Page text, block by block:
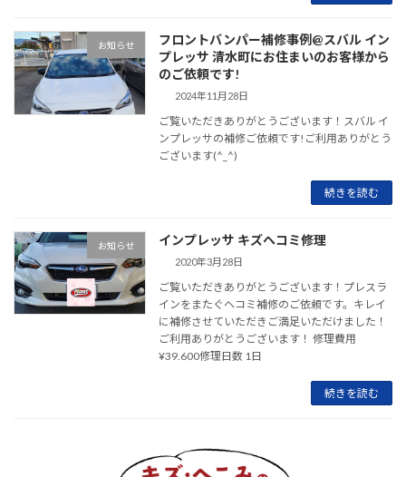
お知らせ
フロントバンパー補修事例@スバル イン
プレッサ 清水町にお住まいのお客様から
のご依頼です!
2024年11月28日
ご覧いただきありがとうございます！スバル イ
ンプレッサの補修ご依頼です!ご利用ありがとう
ございます(^_^)
続きを読む
お知らせ インプレッサ キズヘコミ修理
2020年3月28日
ご覧いただきありがとうございます！プレスラ
インをまたぐヘコミ補修のご依頼です。キレイ
に補修させていただきご満足いただけました！
ご利用ありがとうございます！ 修理費用
¥39.600修理日数 1日
続きを読む